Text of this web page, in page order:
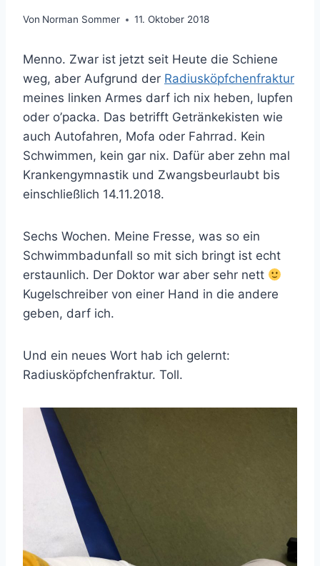
Von Norman Sommer 11. Oktober 2018
Menno. Zwar ist jetzt seit Heute die Schiene
weg, aber Aufgrund der Radiusköpfchenfraktur
meines linken Armes darf ich nix heben, lupfen
oder o’packa. Das betrifft Getränkekisten wie
auch Autofahren, Mofa oder Fahrrad. Kein
Schwimmen, kein gar nix. Dafür aber zehn mal
Krankengymnastik und Zwangsbeurlaubt bis
einschließlich 14.11.2018.
Sechs Wochen. Meine Fresse, was so ein
Schwimmbadunfall so mit sich bringt ist echt
erstaunlich. Der Doktor war aber sehr nett
Kugelschreiber von einer Hand in die andere
geben, darf ich.
Und ein neues Wort hab ich gelernt:
Radiusköpfchenfraktur. Toll.